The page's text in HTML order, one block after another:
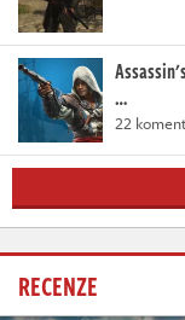
…
22
RECENZE